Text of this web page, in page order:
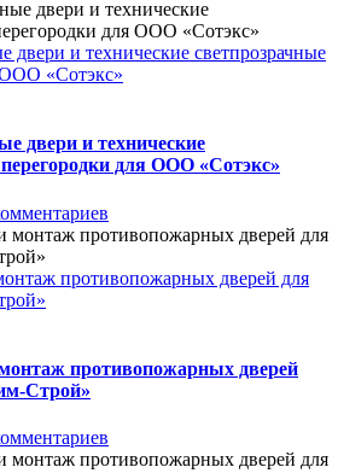
двери и технические светпрозрачные
ООО «Сотэкс»
двери и технические
для ООО «Сотэкс»
противопожарных дверей для
противопожарных дверей
Строй»